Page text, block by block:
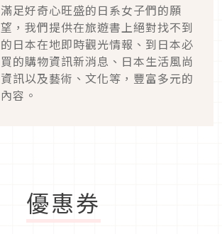
滿足好奇心旺盛的日系女子們的願
望，我們提供在旅遊書上絕對找不到
的日本在地即時觀光情報、到日本必
買的購物資訊新消息、日本生活風尚
資訊以及藝術、文化等，豐富多元的
內容。
優惠券